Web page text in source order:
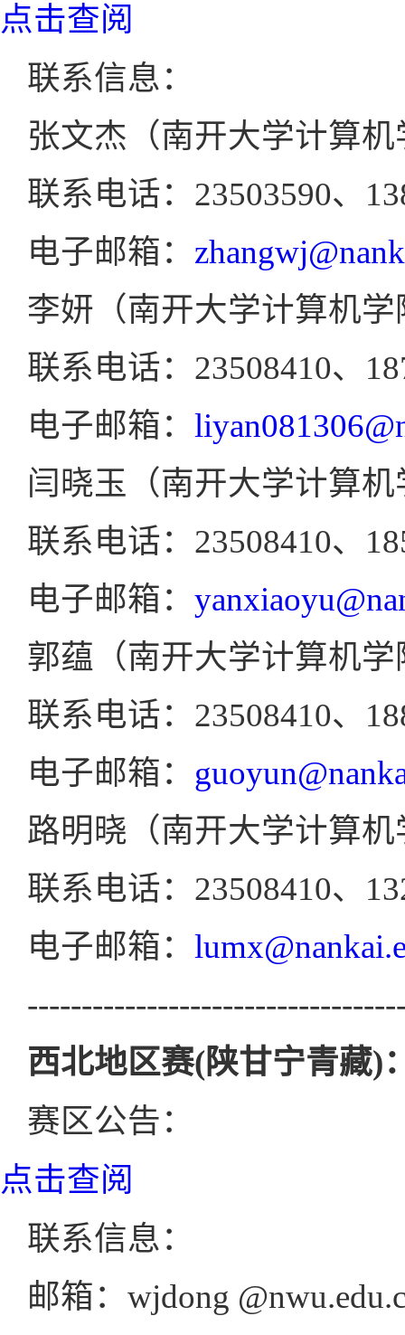
点击查阅
联系信息：
张文杰（南开大学计算
联系电话：23503590、
电子邮箱：
李妍（南开大学计算机
联系电话：23508410、
电子邮箱：
闫晓玉（南开大学计算
联系电话：23508410、
电子邮箱：
郭蕴（南开大学计算机
联系电话：23508410、
电子邮箱：
路明晓（南开大学计算
联系电话：23508410、
电子邮箱：
西北地区赛(陕甘宁青藏)
赛区公告：
点击查阅
联系信息：
邮箱：wjdong